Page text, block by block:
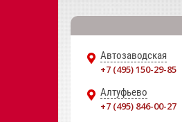
Автозаводская
+7 (495) 150-29-85
Алтуфьево
+7 (495) 846-00-27